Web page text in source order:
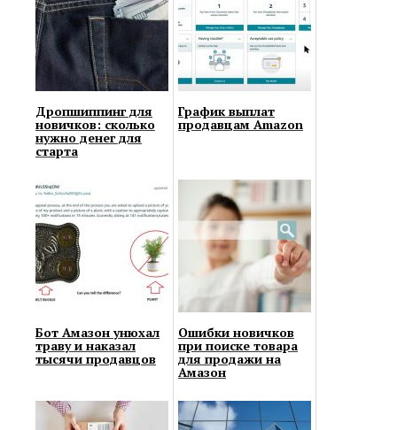
Дропшиппинг для
новичков: сколько
нужно денег для
старта
График выплат
продавцам Amazon
Бот Амазон унюхал
траву и наказал
тысячи продавцов
Ошибки новичков
при поиске товара
для продажи на
Амазон